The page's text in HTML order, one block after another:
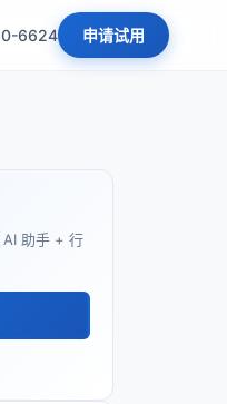
6624 申请试用
AI 助手 + 行